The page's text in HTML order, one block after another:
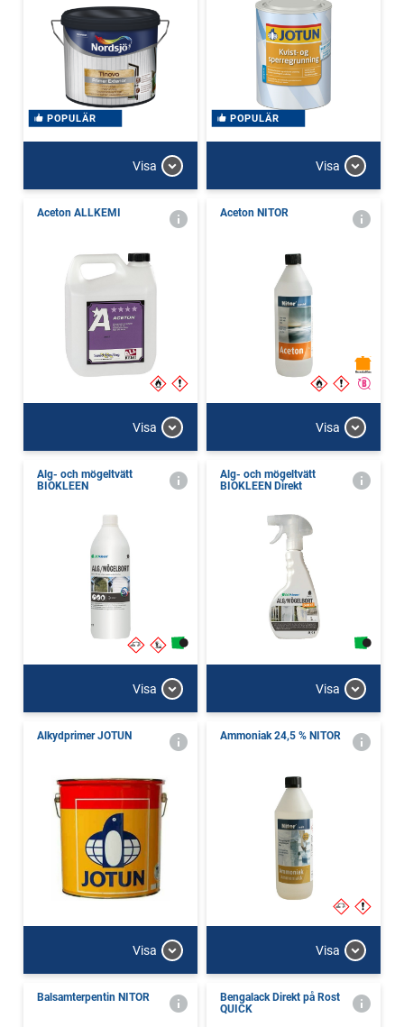
POPULÄR
Visa
POPULÄR
Visa
Aceton ALLKEMI
Visa
Aceton NITOR
Visa
Alg- och mögeltvätt
BIOKLEEN
Visa
Alg- och mögeltvätt
BIOKLEEN Direkt
Visa
Alkydprimer JOTUN
Visa
Ammoniak 24,5 % NITOR
Visa
Balsamterpentin NITOR
Bengalack Direkt på Rost
QUICK